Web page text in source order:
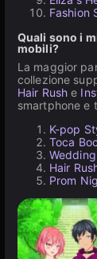
Fashion
Quali sono i
mobili?
La maggior
collezione
Hair Rush e
smartphone e
K-pop
Toca
Hair
Prom